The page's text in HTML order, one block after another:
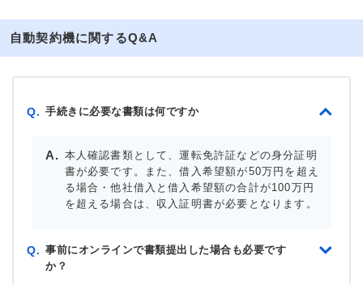
自動契約機に関するQ&A
Q. 手続きに必要な書類は何ですか
本人確認書類として、運転免許証などの身分証明
書が必要です。また、借入希望額が50万円を超え
る場合・他社借入と借入希望額の合計が100万円
を超える場合は、収入証明書が必要となります。
Q. 事前にオンラインで書類提出した場合も必要です
か？